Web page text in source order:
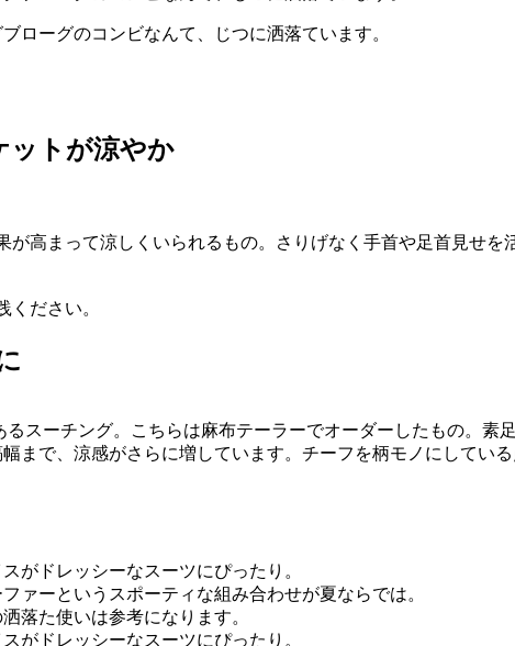
ローグのコンビなんて、じつに洒落ています。
ットが涼やか
高まって涼しくいられるもの。さりげなく手首や足首見せ
ださい。
スーチング。こちらは麻布テーラーでオーダーしたもの。素
まで、涼感がさらに増しています。チーフを柄モノにしている